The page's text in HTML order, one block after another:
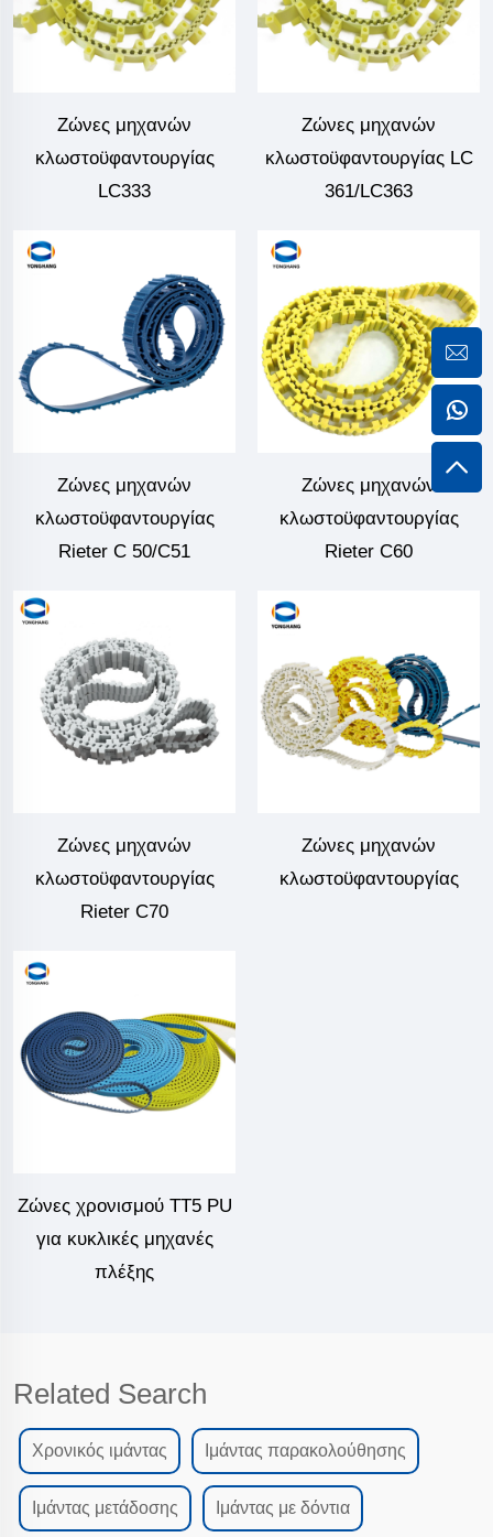
Ζώνες μηχανών
κλωστοϋφαντουργίας
LC333
Ζώνες μηχανών
κλωστοϋφαντουργίας LC
361/LC363
Ζώνες μηχανών
κλωστοϋφαντουργίας
Rieter C 50/C51
Ζώνες μηχανών
κλωστοϋφαντουργίας
Rieter C60
Ζώνες μηχανών
κλωστοϋφαντουργίας
Rieter C70
Ζώνες μηχανών
κλωστοϋφαντουργίας
Ζώνες χρονισμού TT5 PU
για κυκλικές μηχανές
πλέξης
Related Search
Χρονικός ιμάντας Ιμάντας παρακολούθησης
Ιμάντας μετάδοσης Ιμάντας με δόντια